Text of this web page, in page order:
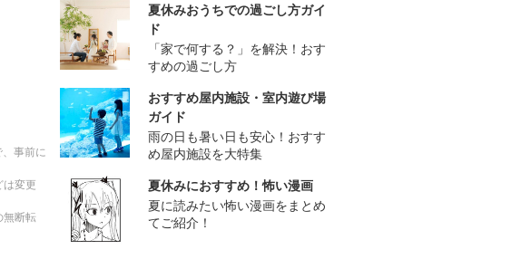
事前に
変更
無断転
夏休みおうちでの過ごし方ガイ
ド
「家で何する？」を解決！おす
すめの過ごし方
おすすめ屋内施設・室内遊び場
ガイド
雨の日も暑い日も安心！おすす
め屋内施設を大特集
夏休みにおすすめ！怖い漫画
夏に読みたい怖い漫画をまとめ
てご紹介！